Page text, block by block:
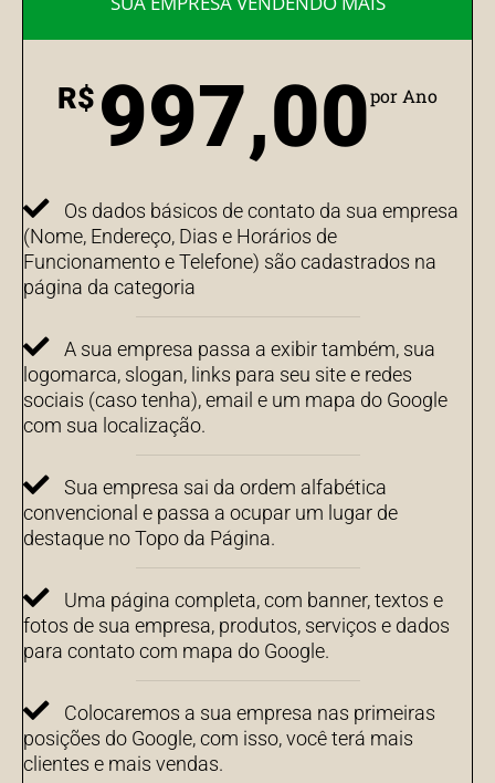
R$ 997,00por Ano
Os dados básicos de contato da sua empresa
(Nome, Endereço, Dias e Horários de
Funcionamento e Telefone) são cadastrados na
página da categoria
A sua empresa passa a exibir também, sua
logomarca, slogan, links para seu site e redes
sociais (caso tenha), email e um mapa do Google
com sua localização.
Sua empresa sai da ordem alfabética
convencional e passa a ocupar um lugar de
destaque no Topo da Página.
Uma página completa, com banner, textos e
fotos de sua empresa, produtos, serviços e dados
para contato com mapa do Google.
Colocaremos a sua empresa nas primeiras
posições do Google, com isso, você terá mais
clientes e mais vendas.